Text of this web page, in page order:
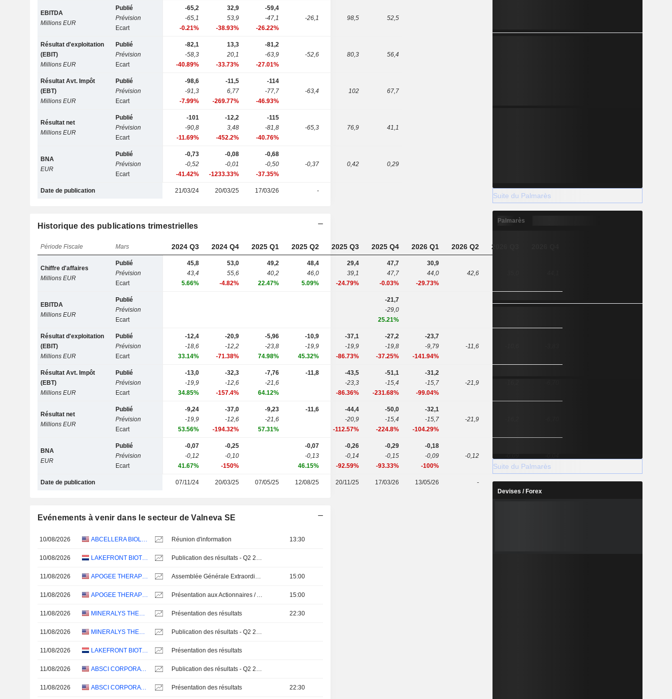
EBITDA
Millions EUR
Publié
Prévision
Ecart
-65,2
-65,1
-0.21%
32,9
53,9
-38.93%
-59,4
-47,1
-26.22%
-26,1 98,5 52,5
Résultat d'exploitation
(EBIT)
Millions EUR
Publié
Prévision
Ecart
-82,1
-58,3
-40.89%
13,3
20,1
-33.73%
-81,2
-63,9
-27.01%
-52,6 80,3 56,4
Résultat Avt. Impôt
(EBT)
Millions EUR
Publié
Prévision
Ecart
-98,6
-91,3
-7.99%
-11,5
6,77
-269.77%
-114
-77,7
-46.93%
-63,4 102 67,7
Résultat net
Millions EUR
Publié
Prévision
Ecart
-101
-90,8
-11.69%
-12,2
3,48
-452.2%
-115
-81,8
-40.76%
-65,3 76,9 41,1
BNA
EUR
Publié
Prévision
Ecart
-0,73
-0,52
-41.42%
-0,08
-0,01
-1233.33%
-0,68
-0,50
-37.35%
-0,37 0,42 0,29
Date de publication 21/03/24 20/03/25 17/03/26 -
Historique des publications trimestrielles
Période Fiscale Mars 2024 Q3 2024 Q4 2025 Q1 2025 Q2 2025 Q3 2025 Q4 2026 Q1 2026 Q2 2026 Q3
Chiffre d'affaires
Millions EUR
Publié
Prévision
Ecart
45,8
43,4
5.66%
53,0
55,6
-4.82%
49,2
40,2
22.47%
48,4
46,0
5.09%
29,4
39,1
-24.79%
47,7
47,7
-0.03%
30,9
44,0
-29.73%
42,6
EBITDA
Millions EUR
Publié
Prévision
Ecart
-21,7
-29,0
25.21%
Résultat d'exploitation
(EBIT)
Millions EUR
Publié
Prévision
Ecart
-12,4
-18,6
33.14%
-20,9
-12,2
-71.38%
-5,96
-23,8
74.98%
-10,9
-19,9
45.32%
-37,1
-19,9
-86.73%
-27,2
-19,8
-37.25%
-23,7
-9,79
-141.94%
-11,6
Résultat Avt. Impôt
(EBT)
Millions EUR
Publié
Prévision
Ecart
-13,0
-19,9
34.85%
-32,3
-12,6
-157.4%
-7,76
-21,6
64.12%
-11,8
-43,5
-23,3
-86.36%
-51,1
-15,4
-231.68%
-31,2
-15,7
-99.04%
-21,9
Résultat net
Millions EUR
Publié
Prévision
Ecart
-9,24
-19,9
53.56%
-37,0
-12,6
-194.32%
-9,23
-21,6
57.31%
-11,6
-44,4
-20,9
-112.57%
-50,0
-15,4
-224.8%
-32,1
-15,7
-104.29%
-21,9
BNA
EUR
Publié
Prévision
Ecart
-0,07
-0,12
41.67%
-0,25
-0,10
-150%
-0,07
-0,13
46.15%
-0,26
-0,14
-92.59%
-0,29
-0,15
-93.33%
-0,18
-0,09
-100%
-0,12
Date de publication 07/11/24 20/03/25 07/05/25 12/08/25 20/11/25 17/03/26 13/05/26 - - -
Evénements à venir dans le secteur de Valneva SE
10/08/2026 ABCELLERA BIOLOGICS INC. Réunion d'information 13:30
10/08/2026 LAKEFRONT BIOTHERAPEUTICS NV Publication des résultats - Q2 2026
11/08/2026 APOGEE THERAPEUTICS, INC. Assemblée Générale Extraordinaire 15:00
11/08/2026 APOGEE THERAPEUTICS, INC. Présentation aux Actionnaires / Analystes 15:00
11/08/2026 MINERALYS THERAPEUTICS, INC. Présentation des résultats 22:30
11/08/2026 MINERALYS THERAPEUTICS, INC. Publication des résultats - Q2 2026
11/08/2026 LAKEFRONT BIOTHERAPEUTICS NV Présentation des résultats
11/08/2026 ABSCI CORPORATION Publication des résultats - Q2 2026
11/08/2026 ABSCI CORPORATION Présentation des résultats 22:30
Suite du Palmarès
Palmarès
Suite du Palmarès
Devises / Forex